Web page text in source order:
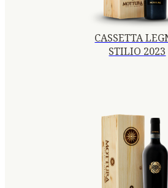
CASSETTA
STILIO 2023